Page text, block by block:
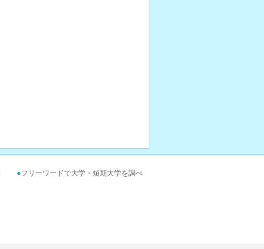
●フリーワードで大学・短期大学を調べ